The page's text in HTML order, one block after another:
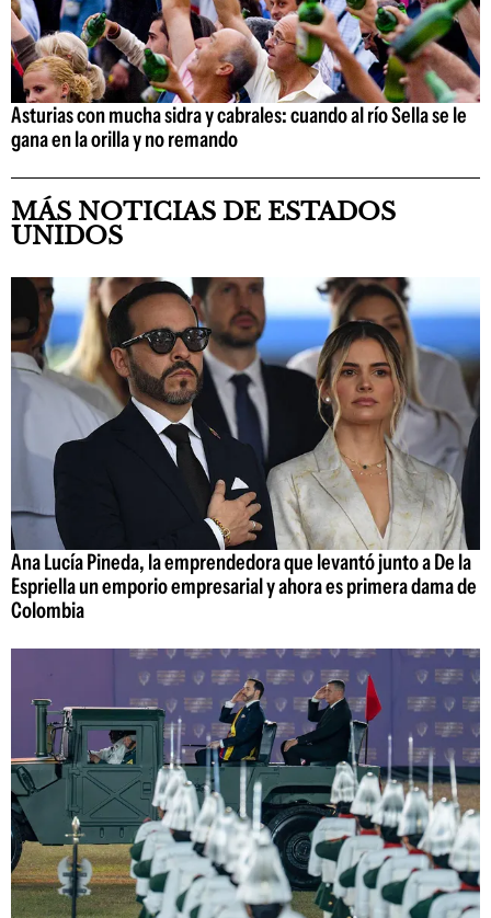
Asturias con mucha sidra y cabrales: cuando al río Sella se le
gana en la orilla y no remando
MÁS NOTICIAS DE ESTADOS
UNIDOS
Ana Lucía Pineda, la emprendedora que levantó junto a De la
Espriella un emporio empresarial y ahora es primera dama de
Colombia